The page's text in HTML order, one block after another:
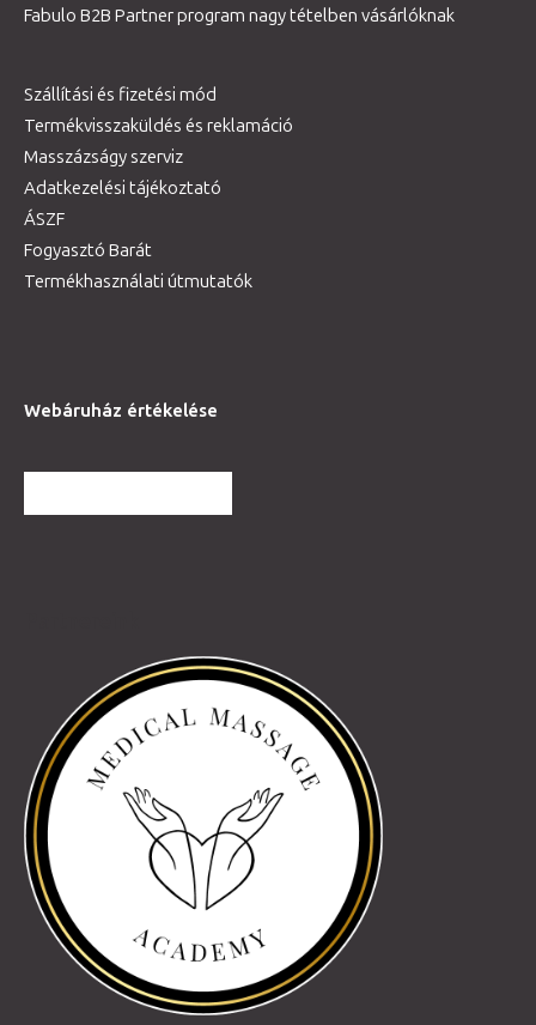
Fabulo B2B Partner program nagy tételben vásárlóknak
Szállítási és fizetési mód
Termékvisszaküldés és reklamáció
Masszázságy szerviz
Adatkezelési tájékoztató
ÁSZF
Fogyasztó Barát
Termékhasználati útmutatók
Webáruház értékelése